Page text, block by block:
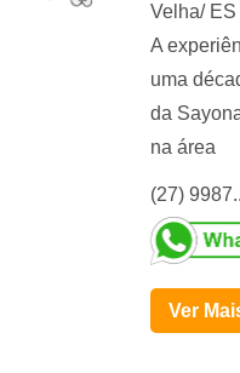
Velha/ ES
A
uma
da
na área
(27)
Ver